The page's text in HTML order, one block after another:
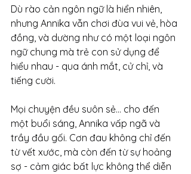
Dù rào cản ngôn ngữ là hiển nhiên,
nhưng Annika vẫn chơi đùa vui vẻ, hòa
đồng, và dường như có một loại ngôn
ngữ chung mà trẻ con sử dụng để
hiểu nhau - qua ánh mắt, cử chỉ, và
tiếng cười.
Mọi chuyện đều suôn sẻ… cho đến
một buổi sáng, Annika vấp ngã và
trầy đầu gối. Cơn đau không chỉ đến
từ vết xước, mà còn đến từ sự hoảng
sợ - cảm giác bất lực không thể diễn